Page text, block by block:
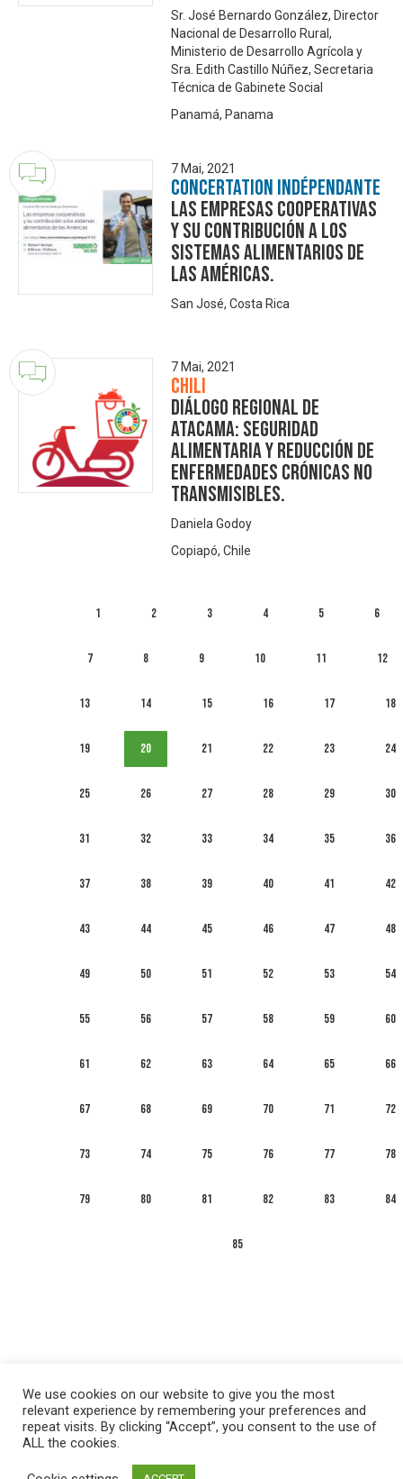
Sr. José Bernardo González, Director
Nacional de Desarrollo Rural,
Ministerio de Desarrollo Agrícola y
Sra. Edith Castillo Núñez, Secretaria
Técnica de Gabinete Social
Panamá, Panama
7 Mai, 2021
Concertation Indépendante
Las empresas cooperativas
y su contribución a los
sistemas alimentarios de
las Américas.
San José, Costa Rica
7 Mai, 2021
Chili
Diálogo Regional de
Atacama: Seguridad
alimentaria y reducción de
enfermedades crónicas no
transmisibles.
Daniela Godoy
Copiapó, Chile
1 2 3 4 5 6
7 8 9 10 11 12
13 14 15 16 17 18
19 20 21 22 23 24
25 26 27 28 29 30
31 32 33 34 35 36
37 38 39 40 41 42
43 44 45 46 47 48
49 50 51 52 53 54
55 56 57 58 59 60
61 62 63 64 65 66
67 68 69 70 71 72
73 74 75 76 77 78
79 80 81 82 83 84
85
English Français
We use cookies on our website to give you the most
relevant experience by remembering your preferences and
repeat visits. By clicking “Accept”, you consent to the use of
ALL the cookies.